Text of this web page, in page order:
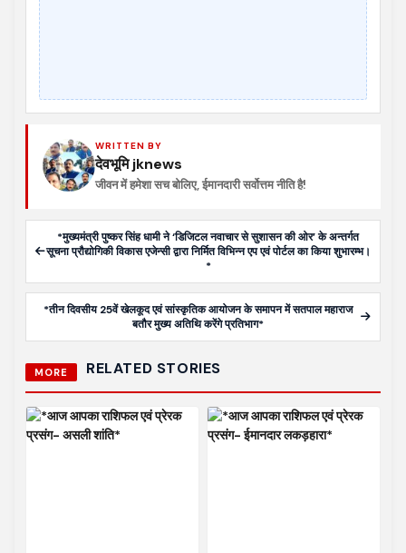
WRITTEN BY
देवभूमि jknews
जीवन में हमेशा सच बोलिए, ईमानदारी सर्वोत्तम नीति है!
*मुख्यमंत्री पुष्कर सिंह धामी ने ‘डिजिटल नवाचार से सुशासन की ओर’ के अन्तर्गत
सूचना प्रौद्योगिकी विकास एजेन्सी द्वारा निर्मित विभिन्न एप एवं पोर्टल का किया शुभारम्भ।
*
*तीन दिवसीय 25वें खेलकूद एवं सांस्कृतिक आयोजन के समापन में सतपाल महाराज
बतौर मुख्य अतिथि करेंगे प्रतिभाग*
MORE RELATED STORIES